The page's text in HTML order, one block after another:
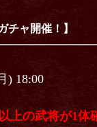
チャ開催！】
) 18:00
上の武将が1体